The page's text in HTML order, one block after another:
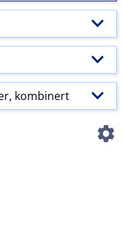
kombinert